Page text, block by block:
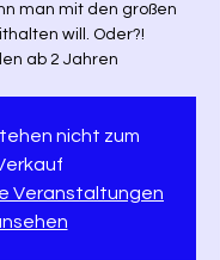
man mit den großen
will. Oder?!
ab 2 Jahren
nicht zum
Veranstaltungen